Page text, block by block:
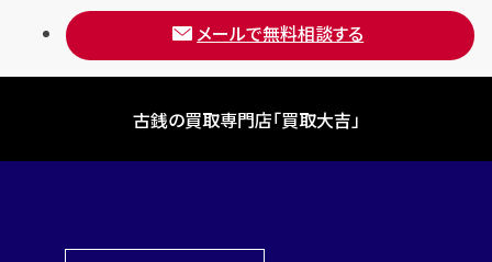
メールで無料相談する
古銭の買取専門店「買取大吉」